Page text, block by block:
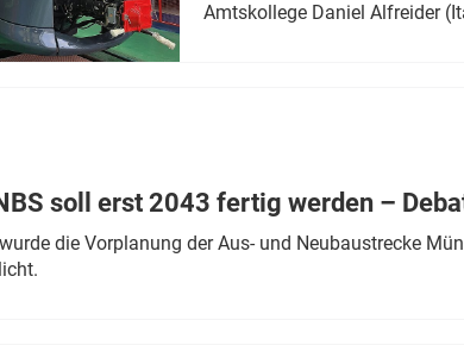
Amtskollege Daniel Alfreider
soll erst 2043 fertig werden –
die Vorplanung der Aus- und Neubaustrecke